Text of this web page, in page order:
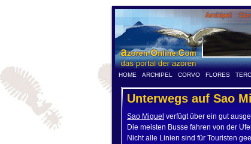
HOME ARCHIPEL CORVO FLORES
Unterwegs auf Sao
Sao Miguel verfügt über ein gut
Die meisten Busse fahren von der
Nicht alle Linien sind für Touristen